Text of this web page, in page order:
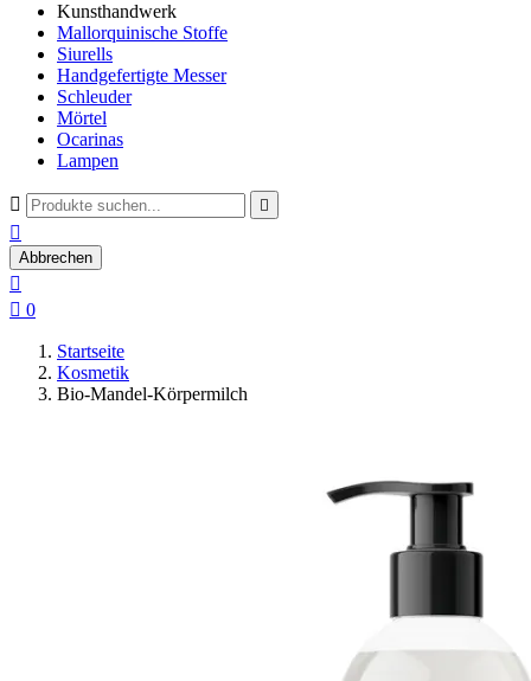
Kunsthandwerk
Mallorquinische Stoffe
Siurells
Handgefertigte Messer
Schleuder
Mörtel
Ocarinas
Lampen
 

Abbrechen

 0
Startseite
Kosmetik
Bio-Mandel-Körpermilch